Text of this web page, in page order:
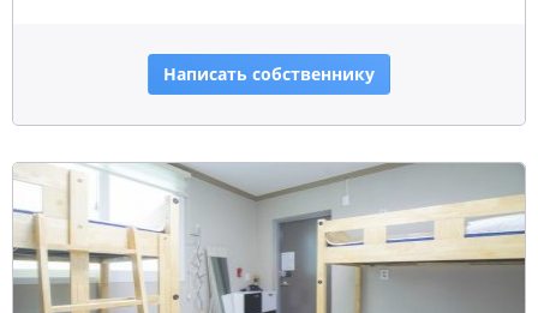
Написать собственнику